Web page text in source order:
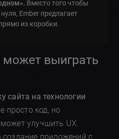
Вместо того чтобы
Ember предлагает
из коробки.
выиграть
сайта на технологии
просто код, но
улучшить UX.
приложений с